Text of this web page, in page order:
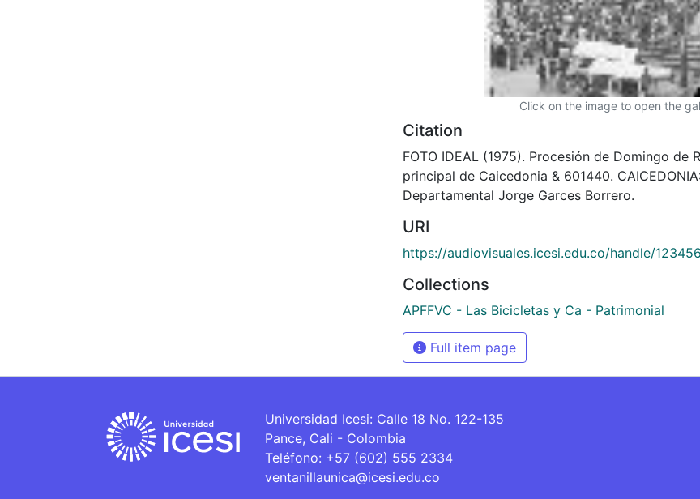
Click on the image to open the
Citation
FOTO IDEAL (1975). Procesión de Domingo de
principal de Caicedonia & 601440.
Departamental Jorge Garces Borrero.
URI
https://audiovisuales.icesi.edu.co/handle/
Collections
APFFVC - Las Bicicletas y Ca - Patrimonial
Full item page
Universidad Icesi: Calle 18 No. 122-135
Pance, Cali - Colombia
Teléfono: +57 (602) 555 2334
ventanillaunica@icesi.edu.co